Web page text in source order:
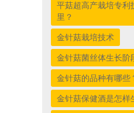
平菇超高产栽培专利
里？
金针菇栽培技术
金针菇菌丝体生长阶
金针菇的品种有哪些
金针菇保健酒是怎样